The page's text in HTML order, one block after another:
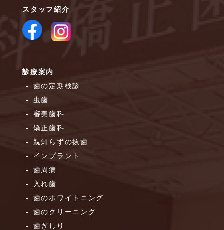
スタッフ紹介
診療案内
歯の定期検診
虫歯
審美歯科
矯正歯科
親知らずの抜歯
インプラント
歯周病
入れ歯
歯のホワイトニング
歯のクリーニング
歯ぎしり